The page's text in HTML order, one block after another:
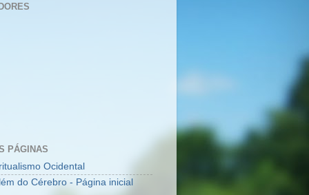
PÁGINAS
Ocidental
do Cérebro - Página inicial